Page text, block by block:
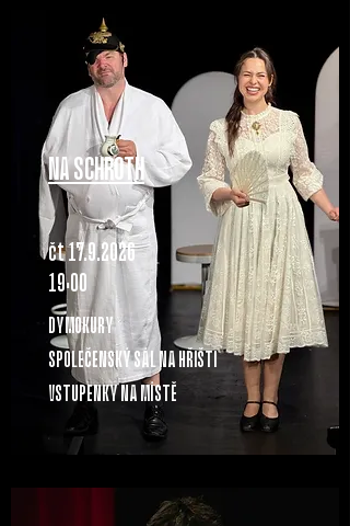
NA SCHROTH
čt 17.9.2O26
19:OO
DYMOKURY
SPOLEČENSKÝ SÁL NA HŘIŠTI
VSTUPENKY NA MÍSTĚ